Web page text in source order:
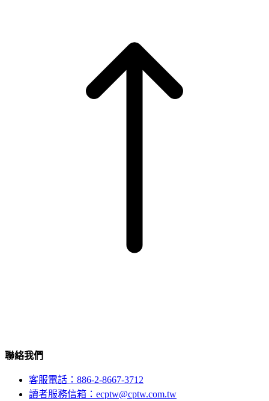
聯絡我們
客服電話：886-2-8667-3712
讀者服務信箱：ecptw@cptw.com.tw